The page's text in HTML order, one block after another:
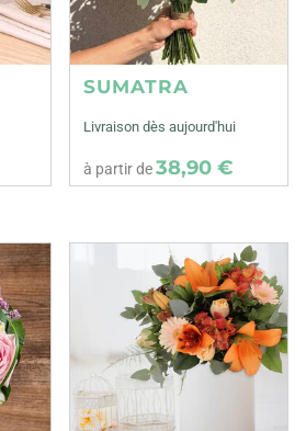
SUMATRA
Livraison dès aujourd'hui
à partir de38,90 €